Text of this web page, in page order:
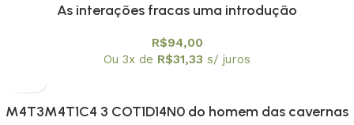
As interações fracas uma introdução
R$94,00
Ou 3x de R$31,33 s/ juros
M4T3M4T1C4 3 COT1D14N0 do homem das cavernas